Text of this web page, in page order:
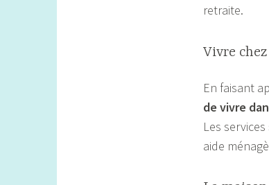
retraite.
Vivre
En faisant
de vivre
Les
aide